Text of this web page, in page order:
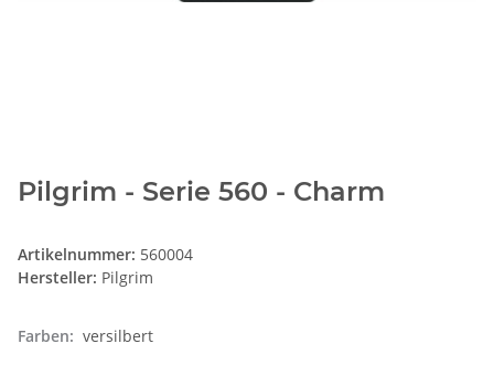
Pilgrim - Serie 560 - Charm
Artikelnummer: 560004
Hersteller: Pilgrim
Farben: versilbert